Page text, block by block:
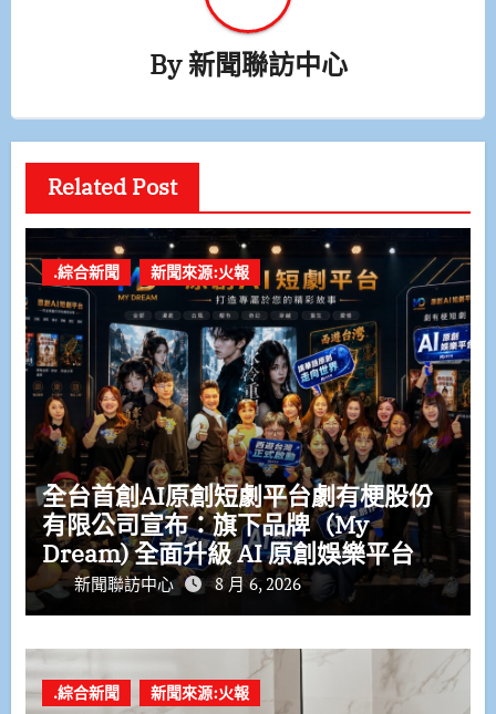
By新聞聯訪中心
Related Post
.綜合新聞 新聞來源:火報
全台首創AI原創短劇平台劇有梗股份
有限公司宣布：旗下品牌（My
Dream) 全面升級 AI 原創娛樂平台
打造 AI IP 娛樂生態系 布局全球娛樂
科技新市場
新聞聯訪中心 8 月 6, 2026
.綜合新聞 新聞來源:火報